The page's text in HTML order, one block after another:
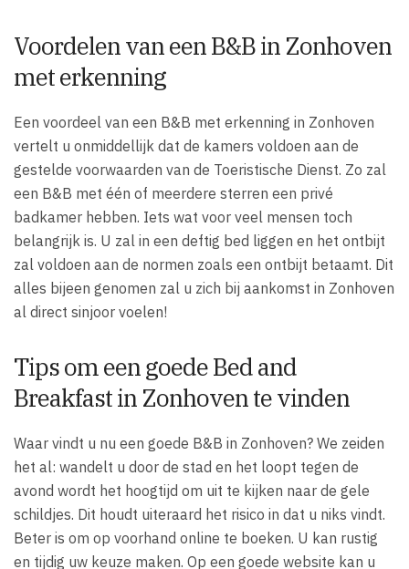
Voordelen van een B&B in Zonhoven
met erkenning
Een voordeel van een B&B met erkenning in Zonhoven
vertelt u onmiddellijk dat de kamers voldoen aan de
gestelde voorwaarden van de Toeristische Dienst. Zo zal
een B&B met één of meerdere sterren een privé
badkamer hebben. Iets wat voor veel mensen toch
belangrijk is. U zal in een deftig bed liggen en het ontbijt
zal voldoen aan de normen zoals een ontbijt betaamt. Dit
alles bijeen genomen zal u zich bij aankomst in Zonhoven
al direct sinjoor voelen!
Tips om een goede Bed and
Breakfast in Zonhoven te vinden
Waar vindt u nu een goede B&B in Zonhoven? We zeiden
het al: wandelt u door de stad en het loopt tegen de
avond wordt het hoogtijd om uit te kijken naar de gele
schildjes. Dit houdt uiteraard het risico in dat u niks vindt.
Beter is om op voorhand online te boeken. U kan rustig
en tijdig uw keuze maken. Op een goede website kan u